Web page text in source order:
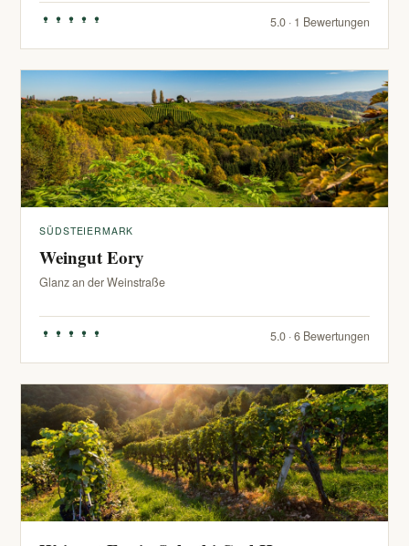
5.0 · 1 Bewertungen
SÜDSTEIERMARK
Weingut Eory
Glanz an der Weinstraße
5.0 · 6 Bewertungen